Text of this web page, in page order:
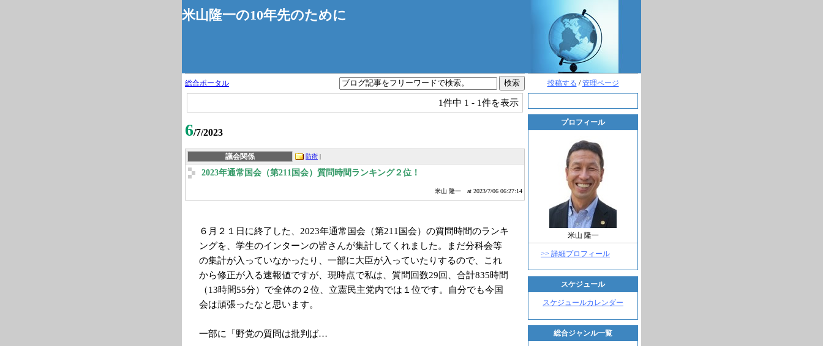
米山隆一の10年先のために
投稿する /管理ページ
プロフィール
米山 隆一
>> 詳細プロフィール
スケジュール
スケジュールカレンダー
総合ジャンル一覧
総合ポータル
1件中 1 - 1件を表示
6/7/2023
議会関係 防衛 |
2023年通常国会（第211国会）質問時間ランキング２位！
米山 隆一 at 2023/7/06 06:27:14
６月２１日に終了した、2023年通常国会（第211国会）の質問時間のランキ
ングを、学生のインターンの皆さんが集計してくれました。まだ分科会等
の集計が入っていなかったり、一部に大臣が入っていたりするので、これ
から修正が入る速報値ですが、現時点で私は、質問回数29回、合計835時間
（13時間55分）で全体の２位、立憲民主党内では１位です。自分でも今国
会は頑張ったなと思います。
一部に「野党の質問は批判ば…